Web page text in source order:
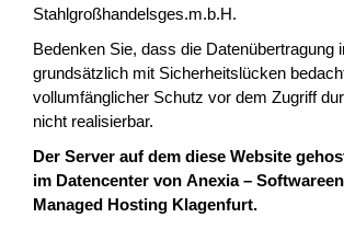
Stahlgroßhandelsges.m.b.H.
Bedenken Sie, dass die Datenübertragung
grundsätzlich mit Sicherheitslücken
vollumfänglicher Schutz vor dem Zugriff
nicht realisierbar.
Der Server auf dem diese Website
im Datencenter von Anexia –
Managed Hosting Klagenfurt.